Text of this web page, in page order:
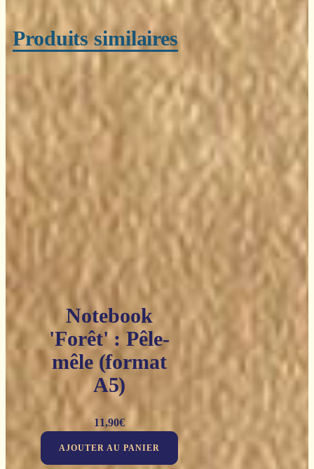
Produits similaires
Notebook
'Forêt' : Pêle-
mêle (format
A5)
11,90€
AJOUTER AU PANIER